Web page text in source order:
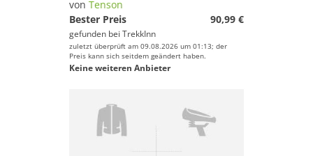
von Tenson
Bester Preis
90,99 €
gefunden bei TrekkInn
zuletzt überprüft am 09.08.2026 um 01:13; der
Preis kann sich seitdem geändert haben.
Keine weiteren Anbieter